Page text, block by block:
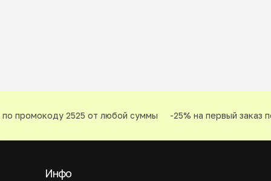
промокоду 2525 от любой суммы -25% на первый заказ
Инфо